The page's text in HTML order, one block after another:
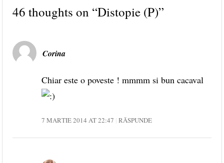
46 thoughts on “Distopie (P)”
Corina
Chiar este o poveste ! mmmm si bun cacaval
7 MARTIE 2014 AT 22:47 RĂSPUNDE